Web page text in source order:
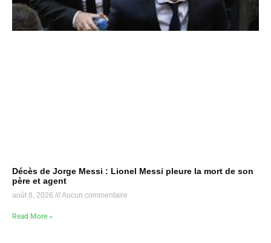
Décès de Jorge Messi : Lionel Messi pleure la mort de son
père et agent
août 8, 2026 Aucun commentaire
Read More »